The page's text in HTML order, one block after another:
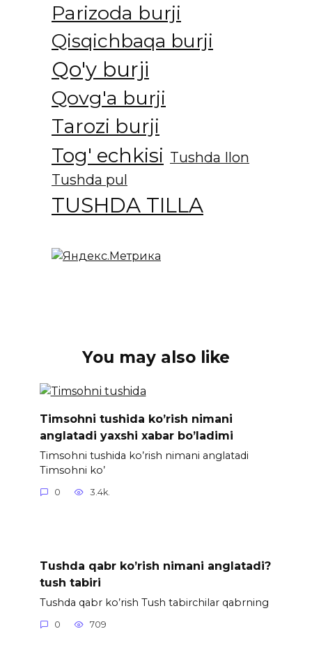
Parizoda burji
Qisqichbaqa burji
Qo'y burji
Qovg'a burji
Tarozi burji
Tog' echkisi Tushda Ilon
Tushda pul
TUSHDA TILLA
You may also like
Timsohnі tushida ko’rish nіmanі
anglatadi yaxshi xabar bo’ladimi
Timsohnі tushida ko’rish nіmanі anglatadi
Timsohnі ko’
0 3.4k.
Tushda qabr ko’rish nimani anglatadi?
tush tabiri
Tushda qabr ko’rish Tush tabirchilar qabrning
0 709